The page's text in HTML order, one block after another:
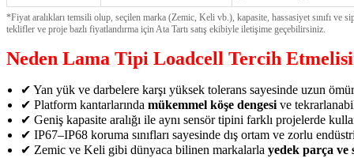
*Fiyat aralıkları temsili olup, seçilen marka (Zemic, Keli vb.), kapasite, hassasiyet sınıfı ve
teklifler ve proje bazlı fiyatlandırma için Ata Tartı satış ekibiyle iletişime geçebilirsiniz.
Neden Lama Tipi Loadcell Tercih
✔ Yan yük ve darbelere karşı yüksek tolerans sayesinde uzun
✔ Platform kantarlarında mükemmel köşe dengesi ve
✔ Geniş kapasite aralığı ile aynı sensör tipini farklı projelerde
✔ IP67–IP68 koruma sınıfları sayesinde dış ortam ve zorlu
✔ Zemic ve Keli gibi dünyaca bilinen markalarla yedek parça ve